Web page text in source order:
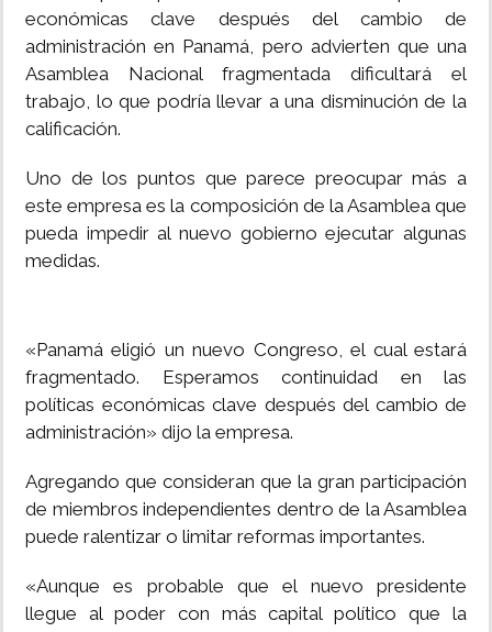
económicas clave después del cambio de
administración en Panamá, pero advierten que una
Asamblea Nacional fragmentada dificultará el
trabajo, lo que podría llevar a una disminución de la
calificación.
Uno de los puntos que parece preocupar más a
este empresa es la composición de la Asamblea que
pueda impedir al nuevo gobierno ejecutar algunas
medidas.
«Panamá eligió un nuevo Congreso, el cual estará
fragmentado. Esperamos continuidad en las
políticas económicas clave después del cambio de
administración» dijo la empresa.
Agregando que consideran que la gran participación
de miembros independientes dentro de la Asamblea
puede ralentizar o limitar reformas importantes.
«Aunque es probable que el nuevo presidente
llegue al poder con más capital político que la